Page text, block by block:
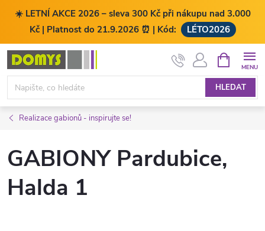
☀️ LETNÍ AKCE 2026 – sleva 300 Kč při nákupu nad 3.000
Kč | Platnost do 21.9.2026 ⏰ | Kód:
LÉTO2026
Přejít
obsah
HLEDAT
NÁKUPNÍ
KOŠÍK
Realizace gabionů - inspirujte se!
GABIONY Pardubice,
Halda 1